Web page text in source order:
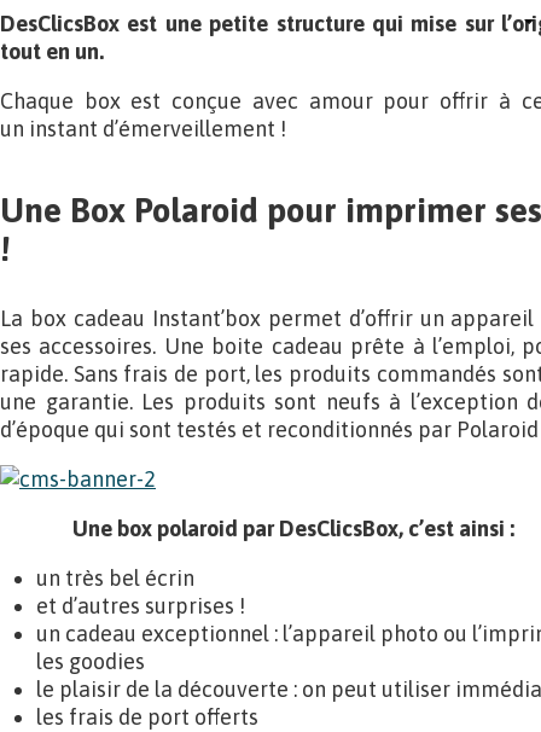
DesClicsBox est une petite structure qui mise sur
tout en un.
Chaque box est conçue avec amour pour offrir à
un instant d’émerveillement !
Une Box Polaroid pour imprimer
!
La box cadeau Instant’box permet d’offrir un
ses accessoires. Une boite cadeau prête à l’emploi,
rapide. Sans frais de port, les produits commandés
une garantie. Les produits sont neufs à l’exception
d’époque qui sont testés et reconditionnés par
Une box polaroid par DesClicsBox, c’est ainsi :
un très bel écrin
et d’autres surprises !
un cadeau exceptionnel : l’appareil photo ou
les goodies
le plaisir de la découverte : on peut utiliser
les frais de port offerts